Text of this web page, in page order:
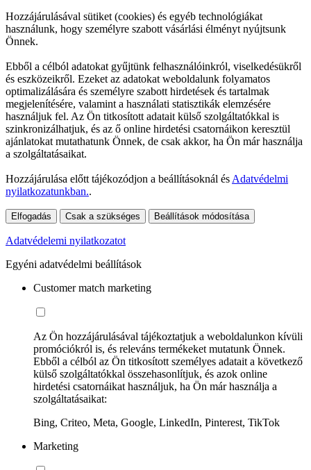
Hozzájárulásával sütiket (cookies) és egyéb technológiákat
használunk, hogy személyre szabott vásárlási élményt nyújtsunk
Önnek.
Ebből a célból adatokat gyűjtünk felhasználóinkról, viselkedésükről
és eszközeikről. Ezeket az adatokat weboldalunk folyamatos
optimalizálására és személyre szabott hirdetések és tartalmak
megjelenítésére, valamint a használati statisztikák elemzésére
használjuk fel. Az Ön titkosított adatait külső szolgáltatókkal is
szinkronizálhatjuk, és az ő online hirdetési csatornáikon keresztül
ajánlatokat mutathatunk Önnek, de csak akkor, ha Ön már használja
a szolgáltatásaikat.
Hozzájárulása előtt tájékozódjon a beállításoknál és Adatvédelmi
nyilatkozatunkban..
Elfogadás Csak a szükséges Beállítások módosítása
Adatvédelemi nyilatkozatot
Egyéni adatvédelmi beállítások
Customer match marketing
Az Ön hozzájárulásával tájékoztatjuk a weboldalunkon kívüli
promóciókról is, és releváns termékeket mutatunk Önnek.
Ebből a célból az Ön titkosított személyes adatait a következő
külső szolgáltatókkal összehasonlítjuk, és azok online
hirdetési csatornáikat használjuk, ha Ön már használja a
szolgáltatásaikat:
Bing, Criteo, Meta, Google, LinkedIn, Pinterest, TikTok
Marketing